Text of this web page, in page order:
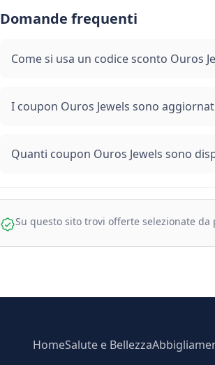
Domande frequenti
Come si usa un codice sconto Ouros
I coupon Ouros Jewels sono
Quanti coupon Ouros Jewels sono
Su questo sito trovi offerte selezionate
HomeSalute e Bellezza